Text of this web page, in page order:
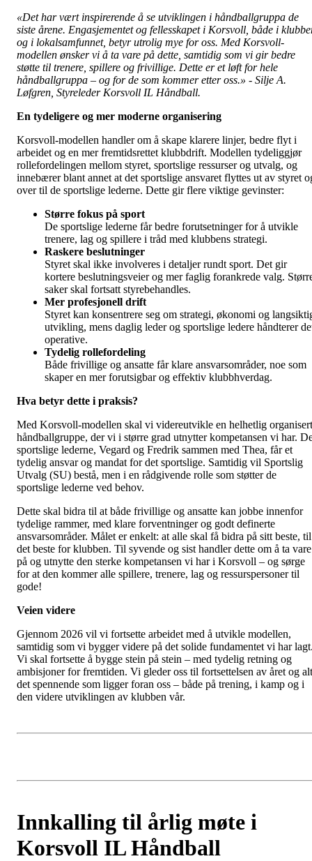
«Det har vært inspirerende å se utviklingen i håndballgruppa de
siste årene. Engasjementet og fellesskapet i Korsvoll, både i
og i lokalsamfunnet, betyr utrolig mye for oss. Med Korsvoll-
modellen ønsker vi å ta vare på dette, samtidig som vi gir bedre
støtte til trenere, spillere og frivillige. Dette er et løft for hele
håndballgruppa – og for de som kommer etter oss.» - Silje A.
Løfgren, Styreleder Korsvoll IL Håndball.
En tydeligere og mer moderne organisering
Korsvoll-modellen handler om å skape klarere linjer, bedre flyt i
arbeidet og en mer fremtidsrettet klubbdrift. Modellen tydeliggjør
rollefordelingen mellom styret, sportslige ressurser og utvalg, og
innebærer blant annet at det sportslige ansvaret flyttes ut av styret
over til de sportslige lederne. Dette gir flere viktige gevinster:
Større fokus på sport
De sportslige lederne får bedre forutsetninger for å utvikle
trenere, lag og spillere i tråd med klubbens strategi.
Raskere beslutninger
Styret skal ikke involveres i detaljer rundt sport. Det gir
kortere beslutningsveier og mer faglig forankrede valg.
saker skal fortsatt styrebehandles.
Mer profesjonell drift
Styret kan konsentrere seg om strategi, økonomi og
utvikling, mens daglig leder og sportslige ledere håndterer
operative.
Tydelig rollefordeling
Både frivillige og ansatte får klare ansvarsområder, noe som
skaper en mer forutsigbar og effektiv klubbhverdag.
Hva betyr dette i praksis?
Med Korsvoll-modellen skal vi videreutvikle en helhetlig organisert
håndballgruppe, der vi i større grad utnytter kompetansen vi har.
sportslige lederne, Vegard og Fredrik sammen med Thea, får et
tydelig ansvar og mandat for det sportslige. Samtidig vil Sportslig
Utvalg (SU) bestå, men i en rådgivende rolle som støtter de
sportslige lederne ved behov.
Dette skal bidra til at både frivillige og ansatte kan jobbe innenfor
tydelige rammer, med klare forventninger og godt definerte
ansvarsområder. Målet er enkelt: at alle skal få bidra på sitt beste, til
det beste for klubben. Til syvende og sist handler dette om å ta vare
på og utnytte den sterke kompetansen vi har i Korsvoll – og sørge
for at den kommer alle spillere, trenere, lag og ressurspersoner til
gode!
Veien videre
Gjennom 2026 vil vi fortsette arbeidet med å utvikle modellen,
samtidig som vi bygger videre på det solide fundamentet vi har
Vi skal fortsette å bygge stein på stein – med tydelig retning og
ambisjoner for fremtiden. Vi gleder oss til fortsettelsen av året og alt
det spennende som ligger foran oss – både på trening, i kamp og i
den videre utviklingen av klubben vår.
Innkalling til årlig møte i
Korsvoll IL Håndball